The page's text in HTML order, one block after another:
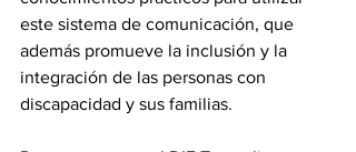
este sistema de comunicación, que
además promueve la inclusión y la
integración de las personas con
discapacidad y sus familias.